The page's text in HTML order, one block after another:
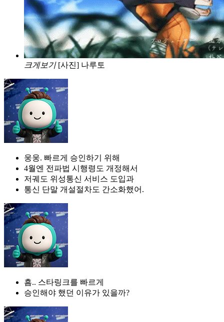
크게보기 [사진] 나루토
웅웅. 빠르게 승인하기 위해
4월엔 전파법 시행령도 개정해서
저궤도 위성통신 서비스 도입과
통신 단말 개설절차도 간소화했어.
흠.. 스타링크를 빠르게
승인해야 했던 이유가 있을까?